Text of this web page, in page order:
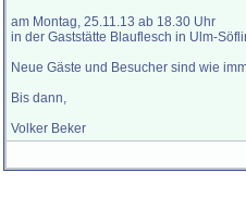
am Montag, 25.11.13 ab 18.30 Uhr
in der Gaststätte Blauflesch in Ulm-
Neue Gäste und Besucher sind wie
Bis dann,
Volker Beker